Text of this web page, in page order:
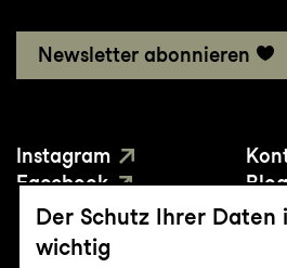
Newsletter abonnieren
Instagram
Facebook
YouTube
Blog
Der Schutz Ihrer Daten
wichtig